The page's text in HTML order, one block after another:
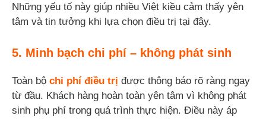
Những yếu tố này giúp nhiều Việt kiều cảm thấy yên
tâm và tin tưởng khi lựa chọn điều trị tại đây.
5. Minh bạch chi phí – không phát sinh
Toàn bộ chi phí điều trị được thông báo rõ ràng ngay
từ đầu. Khách hàng hoàn toàn yên tâm vì không phát
sinh phụ phí trong quá trình thực hiện. Điều này áp